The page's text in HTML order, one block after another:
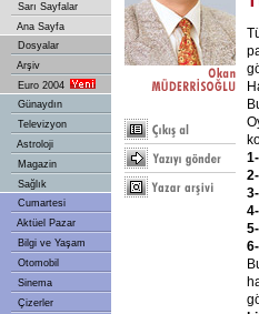
Sarı Sayfalar
Ana Sayfa
Dosyalar
Arşiv
Euro 2004
Günaydın
Televizyon
Astroloji
Magazin
Sağlık
Cumartesi
Aktüel Pazar
Bilgi ve Yaşam
Otomobil
Sinema
Çizerler